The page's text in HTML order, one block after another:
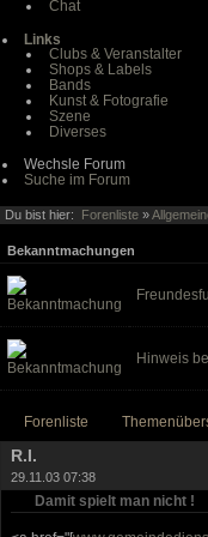
Chat
Links
Clubs & Veranstalter
Shops & Labels
Bands
Kunst & Fotografie
Szene
Diverses
Wechsle Forum
Suche im Forum
Du bist hier: Forenliste »
Bekanntmachungen
Hinweis
Forenliste
R.I.
29.11.03 07:38
Damit spielt man nicht !